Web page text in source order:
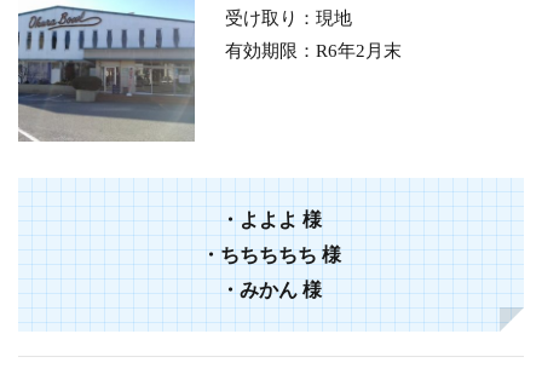
受け取り：現地
有効期限：R6年2月末
・よよよ様
・ちちちちち様
・みかん様